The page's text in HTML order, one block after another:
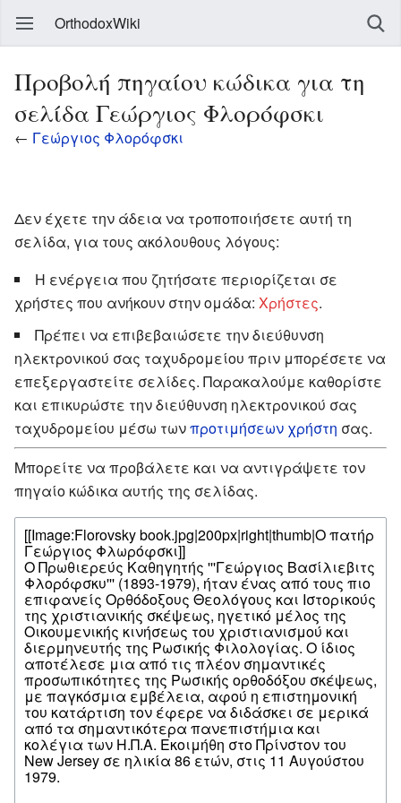
OrthodoxWiki
Προβολή πηγαίου κώδικα για τη
σελίδα Γεώργιος Φλορόφσκι
← Γεώργιος Φλορόφσκι
Δεν έχετε την άδεια να τροποποιήσετε αυτή τη
σελίδα, για τους ακόλουθους λόγους:
Η ενέργεια που ζητήσατε περιορίζεται σε
χρήστες που ανήκουν στην ομάδα: Χρήστες.
Πρέπει να επιβεβαιώσετε την διεύθυνση
ηλεκτρονικού σας ταχυδρομείου πριν μπορέσετε να
επεξεργαστείτε σελίδες. Παρακαλούμε καθορίστε
και επικυρώστε την διεύθυνση ηλεκτρονικού σας
ταχυδρομείου μέσω τωνπροτιμήσεων χρήστη σας.
Μπορείτε να προβάλετε και να αντιγράψετε τον
πηγαίο κώδικα αυτής της σελίδας.